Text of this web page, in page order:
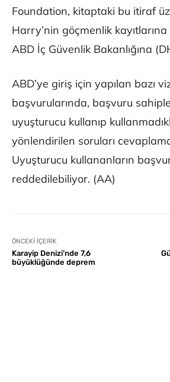
Foundation, kitaptaki bu itiraf
Harry’nin göçmenlik
ABD İç Güvenlik Bakanlığına
ABD’ye giriş için yapılan bazı
başvurularında, başvuru
uyuşturucu kullanıp
yönlendirilen soruları
Uyuşturucu kullananların
reddedilebiliyor. (AA)
ÖNCEKI İÇERIK
Karayip Denizi’nde 7,6
büyüklüğünde deprem